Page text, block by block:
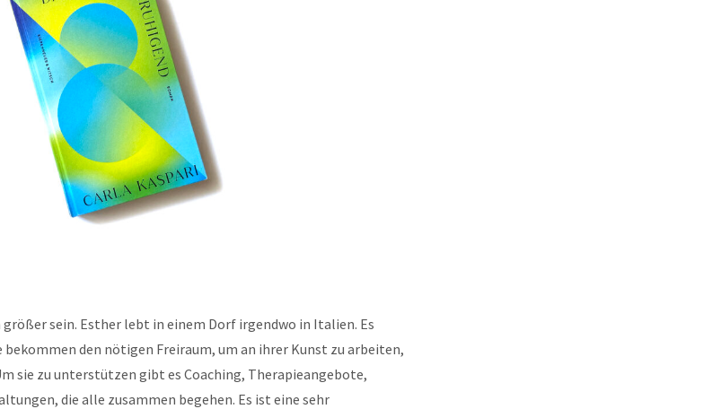
sein. Esther lebt in einem Dorf irgendwo in Italien. Es
bekommen den nötigen Freiraum, um an ihrer Kunst zu arbeiten,
sie zu unterstützen gibt es Coaching, Therapieangebote,
die alle zusammen begehen. Es ist eine sehr